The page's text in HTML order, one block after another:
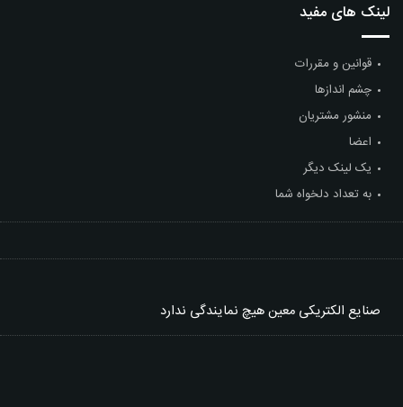
لینک های مفید
قوانین و مقررات
چشم اندازها
منشور مشتریان
اعضا
یک لینک دیگر
به تعداد دلخواه شما
صنایع الکتریکی معینهیچ نمایندگی ندارد